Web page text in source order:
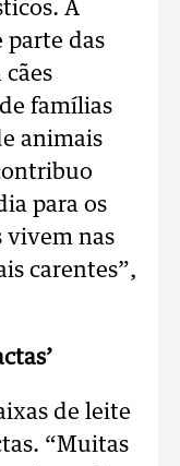
A
parte das
cães
famílias
animais
para os
vivem nas
carentes”,
de leite
“Muitas